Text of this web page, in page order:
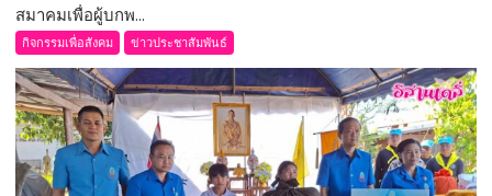
บกพร่อง
ทาง
จิต
แห่ง
ประเทศไทย
สมาคมเพื่อผู้บกพ...
กิจกรรมเพื่อสังคม ข่าวประชาสัมพันธ์